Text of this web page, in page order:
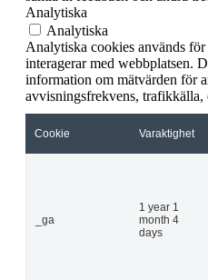
Analytiska
Analytiska
Analytiska cookies används
interagerar med webbplatsen.
information om mätvärden för
avvisningsfrekvens, trafikkälla,
Cookie Varaktighet
_ga
1 year 1
month 4
days